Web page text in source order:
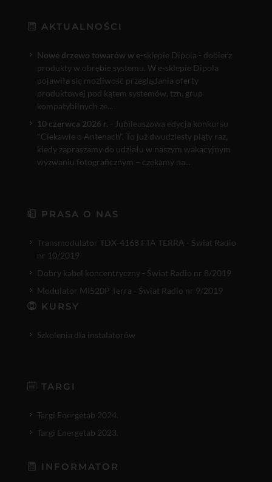
AKTUALNOŚCI
Nowe drzewo towarów w e-sklepie Dipola - dobierz
produkty w obrębie systemu. W e-sklepie Dipola
pojawiła się możliwość przeglądania oferty
produktowej pod kątem systemów, tzn. grup
kompatybilnych ze...
10 czerwca 2026 r. - Jubileuszowa edycja konkursu
"Ciekawie o Antenach". To już dwudziesty piąty raz,
kiedy zapraszamy do udziału w naszym wakacyjnym
wyzwaniu fotograficznym – czekamy na...
PRASA O NAS
Transmodulator TDX-4168 FTA TERRA - Świat Radio
nr 10/2019
Dobry kabel koncentryczny - Świat Radio nr 8/2019
Modulator MI520P Terra - Świat Radio nr 9/2019
KURSY
Szkolenia dla instalatorów
TARGI
Targi Energetab 2024.
Targi Energetab 2023.
INFORMATOR